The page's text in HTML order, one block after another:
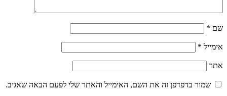
שם *
אימייל *
אתר
שמור בדפדפן זה את השם, האימייל והאתר שלי לפעם הבאה שאגיב.